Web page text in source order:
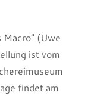
Macro" (Uwe
ist vom
findet am